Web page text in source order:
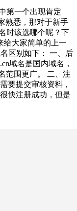
第一个出现肯定
熟悉，那对于新手
时该选哪个呢？下
给大家简单的上一
区别如下： 一、后
域名是国内域名，
范围更广。 二、注
要提交审核资料，
快注册成功，但是